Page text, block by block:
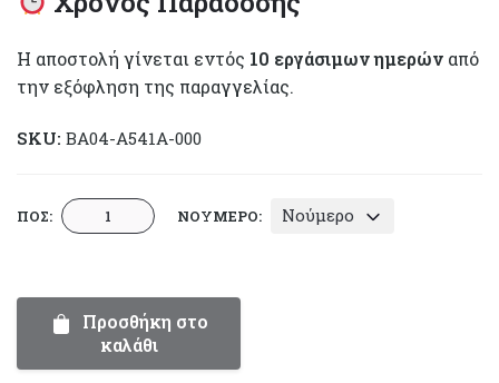
Η αποστολή γίνεται εντός 10 εργάσιμων ημερών από
την εξόφληση της παραγγελίας.
SKU: BA04-A541A-000
ΠΟΣ: Μποτάκια
Βάπτισης
Everkid
A541A
ΝΟΎΜΕΡΟ: Νούμερο
Προσθήκη στο
καλάθι